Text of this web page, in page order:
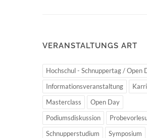
VERANSTALTUNGS ART
Hochschul - Schnuppertag / Open
Informationsveranstaltung
Masterclass
Open Day
Podiumsdiskussion
Schnupperstudium
Symposium